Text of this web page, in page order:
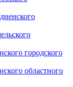
городского
областного